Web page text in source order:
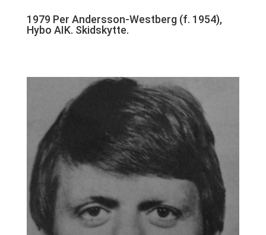
1979 Per Andersson-Westberg (f. 1954),
Hybo AIK. Skidskytte.